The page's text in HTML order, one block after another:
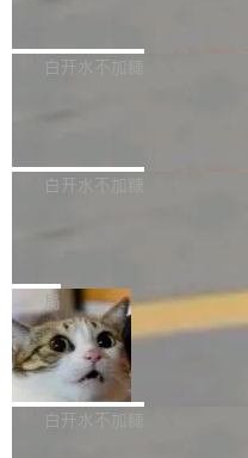
自研的多个文生3D和...
整性保护。效果是：吞吐量提
让语音识别不再只是听清，而
w 不要求标准普通话，方言识
新和少量网页兼容性修复版本
容提供的字体时出现的几个问
质的最低采样率）的音频格式
SS 圆角虚线样式中可能存在的
的图像元素不在同一个子树中
联 加...
白开水不加糖
发布的 Release Notes，他利
最强的若干项。对于尚未正式
通过拉取过去一年内（从 PG
至今）的所有 commit，同样
经过人工复核，准确度令人满
社区爱好者提供了高效跟踪新
白开水不加糖
维护工作一直与我的日常工作
和休闲娱乐竞争时间。" 这是
ebastian Pipping 写在博客里
他宣布了一个新消息：从
他可以全职维护 libexpat 了，
局
Firefox 153.0.3 发布
Firefox 153.0.3 现已发布，
下： New Smart Window 包
白开水不加糖